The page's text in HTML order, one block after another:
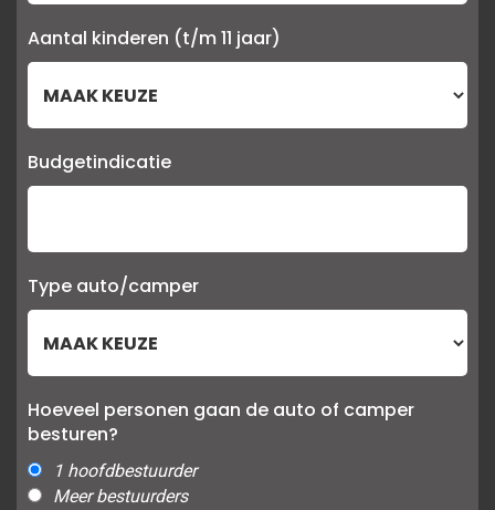
Aantal kinderen (t/m 11 jaar)
Budgetindicatie
Type auto/camper
Hoeveel personen gaan de auto of camper
besturen?
1 hoofdbestuurder
Meer bestuurders